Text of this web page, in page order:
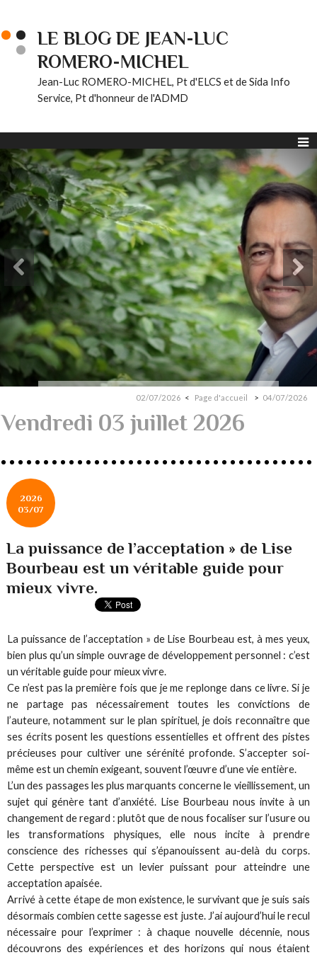
LE BLOG DE JEAN-LUC
ROMERO-MICHEL
Jean-Luc ROMERO-MICHEL, Pt d'ELCS et de Sida Info
Service, Pt d'honneur de l'ADMD
02/07/2026 Page d'accueil 04/07/2026
Vendredi 03 juillet 2026
2026
03/07
La puissance de l’acceptation » de Lise
Bourbeau est un véritable guide pour
mieux vivre.
La puissance de l’acceptation » de Lise Bourbeau est, à mes yeux,
bien plus qu’un simple ouvrage de développement personnel : c’est
un véritable guide pour mieux vivre.
Ce n’est pas la première fois que je me replonge dans ce livre. Si je
ne partage pas nécessairement toutes les convictions de
l’auteure, notamment sur le plan spirituel, je dois reconnaître que
ses écrits posent les questions essentielles et offrent des pistes
précieuses pour cultiver une sérénité profonde. S’accepter soi-
même est un chemin exigeant, souvent l’œuvre d’une vie entière.
L’un des passages les plus marquants concerne le vieillissement, un
sujet qui génère tant d’anxiété. Lise Bourbeau nous invite à un
changement de regard : plutôt que de nous focaliser sur l’usure ou
les transformations physiques, elle nous incite à prendre
conscience des richesses qui s’épanouissent au-delà du corps.
Cette perspective est un levier puissant pour atteindre une
acceptation apaisée.
Arrivé à cette étape de mon existence, le survivant que je suis sais
désormais combien cette sagesse est juste. J’ai aujourd’hui le recul
nécessaire pour l’exprimer : à chaque nouvelle décennie, nous
découvrons des expériences et des horizons qui nous étaient